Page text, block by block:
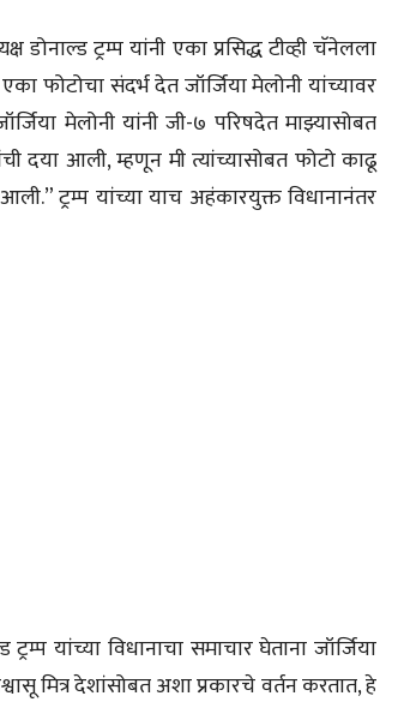
डोनाल्ड ट्रम्प यांनी एका प्रसिद्ध टीव्ही चॅनेलला
फोटोचा संदर्भ देत जॉर्जिया मेलोनी यांच्यावर
मेलोनी यांनी जी-७ परिषदेत माझ्यासोबत
दया आली, म्हणून मी त्यांच्यासोबत फोटो काढू
ट्रम्प यांच्या याच अहंकारयुक्त विधानानंतर
ट्रम्प यांच्या विधानाचा समाचार घेताना जॉर्जिया
मित्र देशांसोबत अशा प्रकारचे वर्तन करतात, हे